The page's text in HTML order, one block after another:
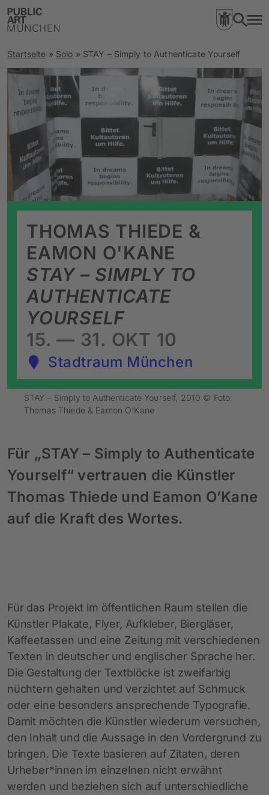
Startseite » Solo » STAY – Simply to Authenticate Yourself
STAY – SIMPLY TO
AUTHENTICATE
YOURSELF
THOMAS THIEDE &
EAMON O'KANE
15. — 31. OKT 10
Stadtraum München
STAY – Simply to Authenticate Yourself, 2010 © Foto:
Thomas Thiede & Eamon O'Kane
Für „STAY – Simply to Authenticate
Yourself“ vertrauen die Künstler
Thomas Thiede und Eamon O’Kane
auf die Kraft des Wortes.
Für das Projekt im öffentlichen Raum stellen die
Künstler Plakate, Flyer, Aufkleber, Biergläser,
Kaffeetassen und eine Zeitung mit verschiedenen
Texten in deutscher und englischer Sprache her.
Die Gestaltung der Textblöcke ist zweifarbig
nüchtern gehalten und verzichtet auf Schmuck
oder eine besonders ansprechende Typografie.
Damit möchten die Künstler wiederum versuchen,
den Inhalt und die Aussage in den Vordergrund zu
bringen. Die Texte basieren auf Zitaten, deren
Urheber*innen im einzelnen nicht erwähnt
werden und beziehen sich auf unterschiedliche